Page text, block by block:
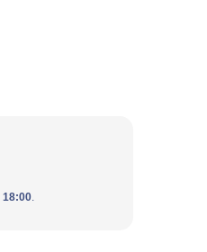
18:00.